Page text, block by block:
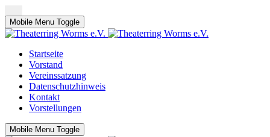
Mobile Menu Toggle
Startseite
Vorstand
Vereinssatzung
Datenschutzhinweis
Kontakt
Vorstellungen
Mobile Menu Toggle